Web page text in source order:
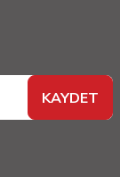
KAYDET